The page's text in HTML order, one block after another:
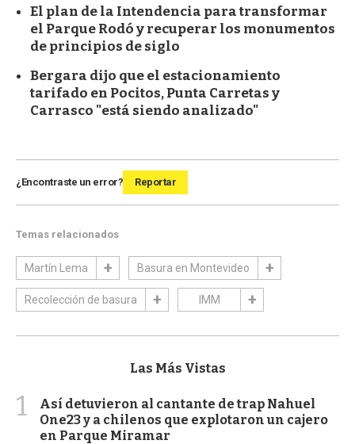
El plan de la Intendencia para transformar
el Parque Rodó y recuperar los monumentos
de principios de siglo
Bergara dijo que el estacionamiento
tarifado en Pocitos, Punta Carretas y
Carrasco "está siendo analizado"
¿Encontraste un error? Reportar
Temas relacionados
Martín Lema Basura en Montevideo
Recolección de basura IMM
Las Más Vistas
1
Así detuvieron al cantante de trap Nahuel
One23 y a chilenos que explotaron un cajero
en Parque Miramar